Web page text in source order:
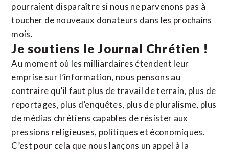
pourraient disparaître si nous ne parvenons pas à
toucher de nouveaux donateurs dans les prochains
mois.
Je soutiens le Journal Chrétien !
Au moment où les milliardaires étendent leur
emprise sur l’information, nous pensons au
contraire qu’il faut plus de travail de terrain, plus de
reportages, plus d’enquêtes, plus de pluralisme, plus
de médias chrétiens capables de résister aux
pressions religieuses, politiques et économiques.
C’est pour cela que nous lançons un appel à la